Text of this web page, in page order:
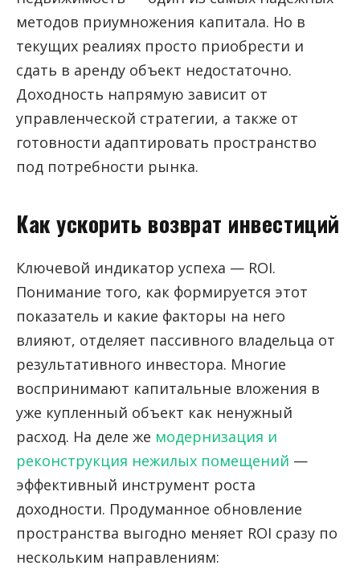
методов приумножения капитала. Но в
текущих реалиях просто приобрести и
сдать в аренду объект недостаточно.
Доходность напрямую зависит от
управленческой стратегии, а также от
готовности адаптировать пространство
под потребности рынка.
Как ускорить возврат инвестиций
Ключевой индикатор успеха — ROI.
Понимание того, как формируется этот
показатель и какие факторы на него
влияют, отделяет пассивного владельца от
результативного инвестора. Многие
воспринимают капитальные вложения в
уже купленный объект как ненужный
расход. На деле же модернизация и
реконструкция нежилых помещений —
эффективный инструмент роста
доходности. Продуманное обновление
пространства выгодно меняет ROI сразу по
нескольким направлениям: